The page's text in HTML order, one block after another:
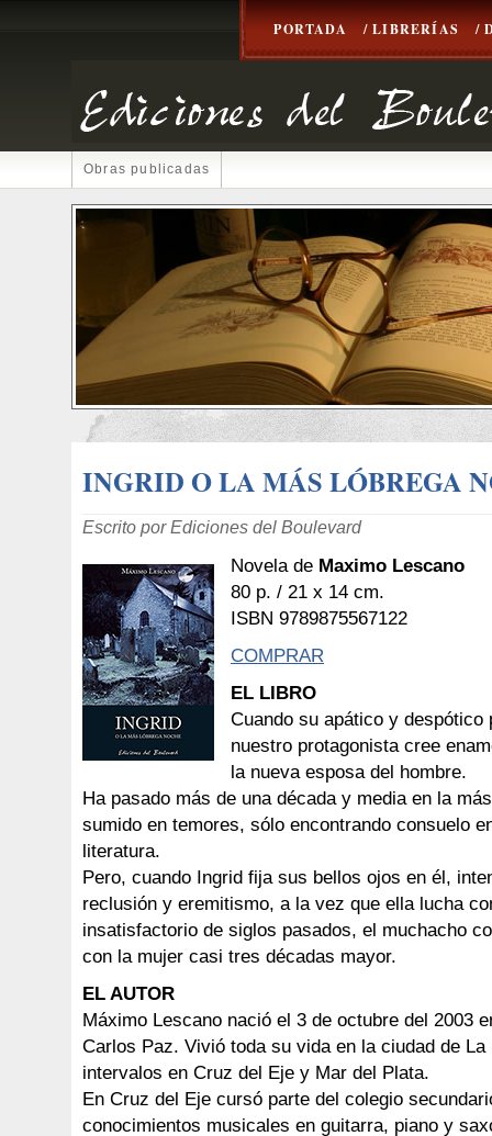
PORTADA / LIBRERÍAS /
Obras publicadas
INGRID O LA MÁS LÓBREGA
Escrito por Ediciones del Boulevard
Novela de Maximo Lescano
80 p. / 21 x 14 cm.
ISBN 9789875567122
COMPRAR
EL LIBRO
Cuando su apático y
nuestro protagonista cree
la nueva esposa del hombre.
Ha pasado más de una década y media en la
sumido en temores, sólo encontrando consuelo
literatura.
Pero, cuando Ingrid fija sus bellos ojos en él,
reclusión y eremitismo, a la vez que ella lucha
insatisfactorio de siglos pasados, el muchacho
con la mujer casi tres décadas mayor.
EL AUTOR
Máximo Lescano nació el 3 de octubre del 2003
Carlos Paz. Vivió toda su vida en la ciudad de La
intervalos en Cruz del Eje y Mar del Plata.
En Cruz del Eje cursó parte del colegio
conocimientos musicales en guitarra, piano y